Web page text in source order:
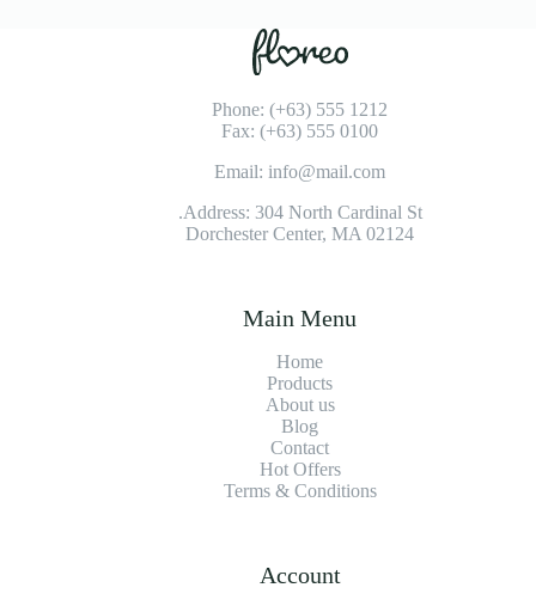
Phone: (+63) 555 1212
Fax: (+63) 555 0100
Email: info@mail.com
Address: 304 North Cardinal St.
Dorchester Center, MA 02124
Main Menu
Home
Products
About us
Blog
Contact
Hot Offers
Terms & Conditions
Account